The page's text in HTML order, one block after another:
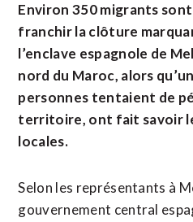
Environ 350 migrants
franchir la clôture
l’enclave espagnole de
nord du Maroc, alors
personnes tentaient de
territoire, ont fait savoir
locales.
Selon les représentants à
gouvernement central